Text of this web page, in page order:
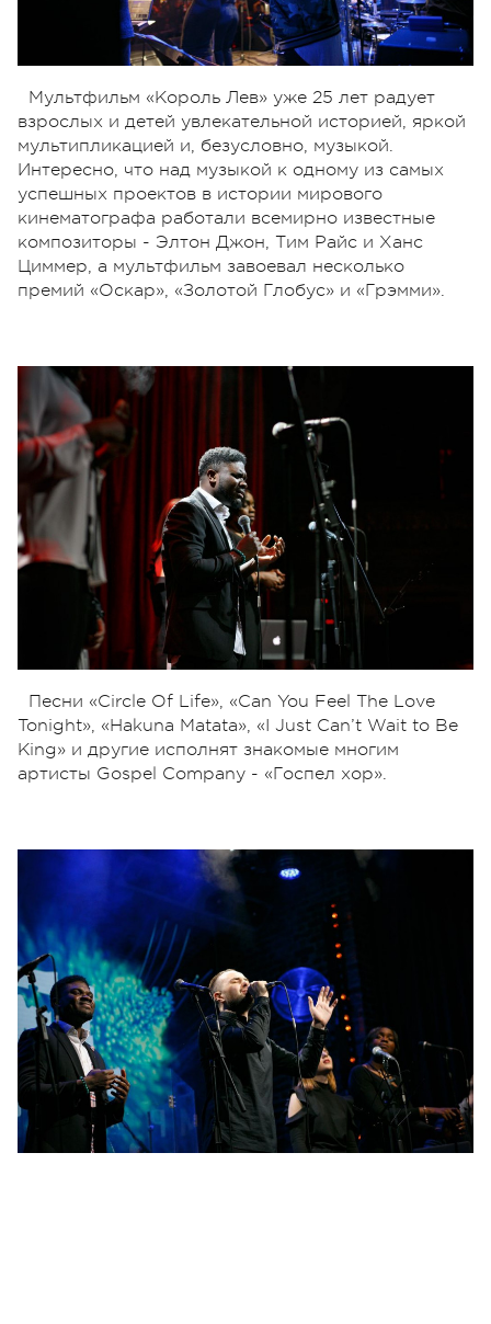
Мультфильм «Король Лев» уже 25 лет радует
взрослых и детей увлекательной историей, яркой
мультипликацией и, безусловно, музыкой.
Интересно, что над музыкой к одному из самых
успешных проектов в истории мирового
кинематографа работали всемирно известные
композиторы - Элтон Джон, Тим Райс и Ханс
Циммер, а мультфильм завоевал несколько
премий «Оскар», «Золотой Глобус» и «Грэмми».
Песни «Circle Of Life», «Can You Feel The Love
Tonight», «Hakuna Matata», «I Just Can’t Wait to Be
King» и другие исполнят знакомые многим
артисты Gospel Company - «Госпел хор».